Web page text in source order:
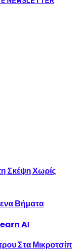
Σκέψη Χωρίς
Βήματα
AI
Στα Μικροτσίπ